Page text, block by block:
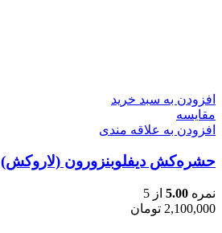
افزودن به سبد خرید
مقایسه
افزودن به علاقه مندی
حشره‌کش دیفلوبنزورون (لاروکش)
نمره 5.00 از 5
2,100,000 تومان